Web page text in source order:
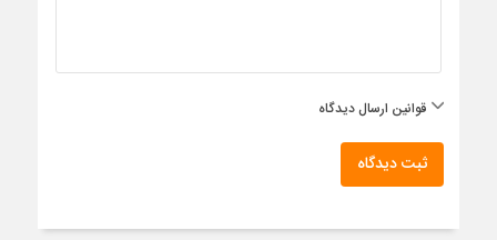
قوانین ارسال دیدگاه
ثبت دیدگاه